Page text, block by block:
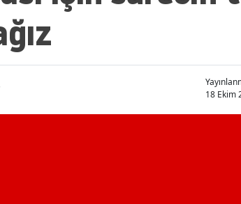
18 Ekim